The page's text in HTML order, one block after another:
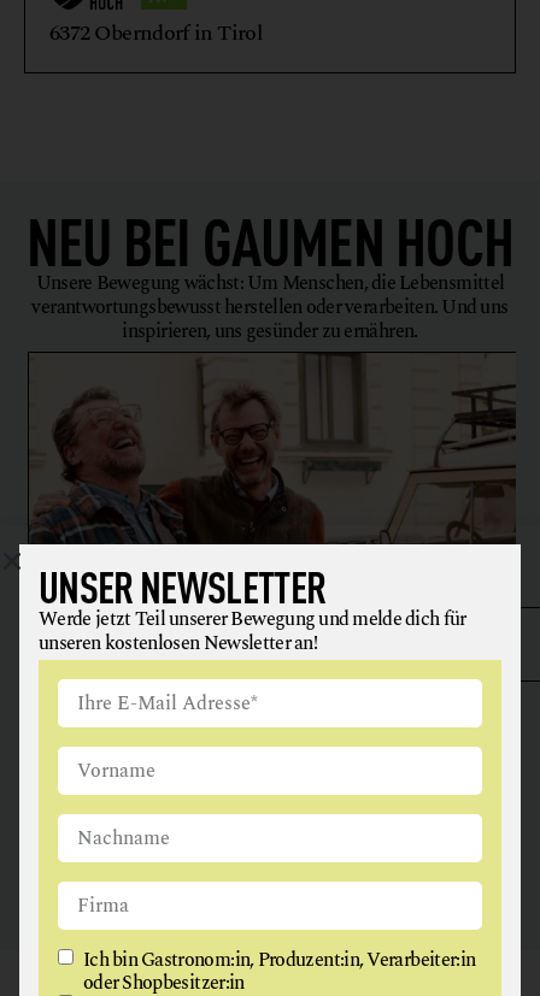
VEGETARISCHE + VEGANE ERZEUGNISSE
WEIN
6372 Oberndorf in Tirol
NEU BEI GAUMEN HOCH
Unsere Bewegung wächst: Um Menschen, die Lebensmittel
verantwortungsbewusst herstellen oder verarbeiten. Und uns
inspirieren, uns gesünder zu ernähren.
ANGUS & ARTHUR
FLEISCH + FLEISCHERZEUGNISSE
2326 Maria Lanzendorf
UNSER NEWSLETTER
Werde jetzt Teil unserer Bewegung und melde dich für
unseren kostenlosen Newsletter an!
Ich bin Gastronom:in, Produzent:in, Verarbeiter:in
oder Shopbesitzer:in